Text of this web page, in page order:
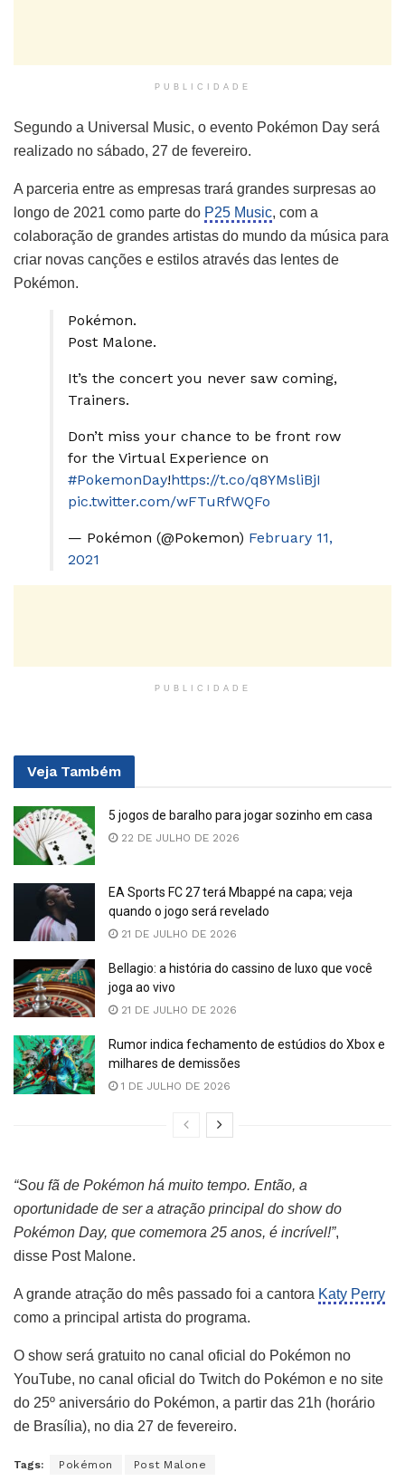
PUBLICIDADE
Segundo a Universal Music, o evento Pokémon Day será
realizado no sábado, 27 de fevereiro.
A parceria entre as empresas trará grandes surpresas ao
longo de 2021 como parte do P25 Music, com a
colaboração de grandes artistas do mundo da música para
criar novas canções e estilos através das lentes de
Pokémon.
Pokémon.
Post Malone.
It’s the concert you never saw coming,
Trainers.
Don’t miss your chance to be front row
for the Virtual Experience on
#PokemonDay!https://t.co/q8YMsliBjI
pic.twitter.com/wFTuRfWQFo
— Pokémon (@Pokemon) February 11,
2021
PUBLICIDADE
Veja Também
5 jogos de baralho para jogar sozinho em casa
22 DE JULHO DE 2026
EA Sports FC 27 terá Mbappé na capa; veja
quando o jogo será revelado
21 DE JULHO DE 2026
Bellagio: a história do cassino de luxo que você
joga ao vivo
21 DE JULHO DE 2026
Rumor indica fechamento de estúdios do Xbox e
milhares de demissões
1 DE JULHO DE 2026
“Sou fã de Pokémon há muito tempo. Então, a
oportunidade de ser a atração principal do show do
Pokémon Day, que comemora 25 anos, é incrível!”,
disse Post Malone.
A grande atração do mês passado foi a cantora Katy Perry
como a principal artista do programa.
O show será gratuito no canal oficial do Pokémon no
YouTube, no canal oficial do Twitch do Pokémon e no site
do 25º aniversário do Pokémon, a partir das 21h (horário
de Brasília), no dia 27 de fevereiro.
Tags: Pokémon Post Malone